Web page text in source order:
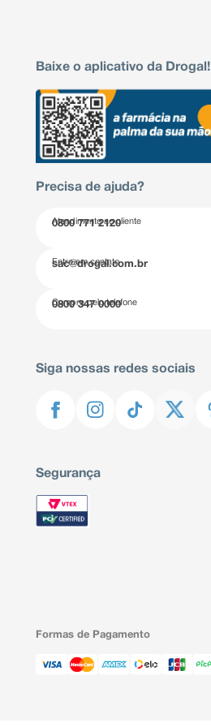
Baixe o aplicativo da Drogal!
Precisa de ajuda?
Atendimento ao cliente
0800 771 2120
Entre em contato
sac@drogal.com.br
Compre pelo telefone
0800 347 0000
Siga nossas redes sociais
Segurança
Formas de Pagamento